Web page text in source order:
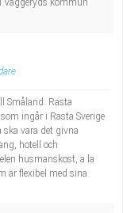
kommun
Småland. Rasta
ingår i Rasta Sverige
ska vara det givna
hotell och
husmanskost, a la
är flexibel med sina